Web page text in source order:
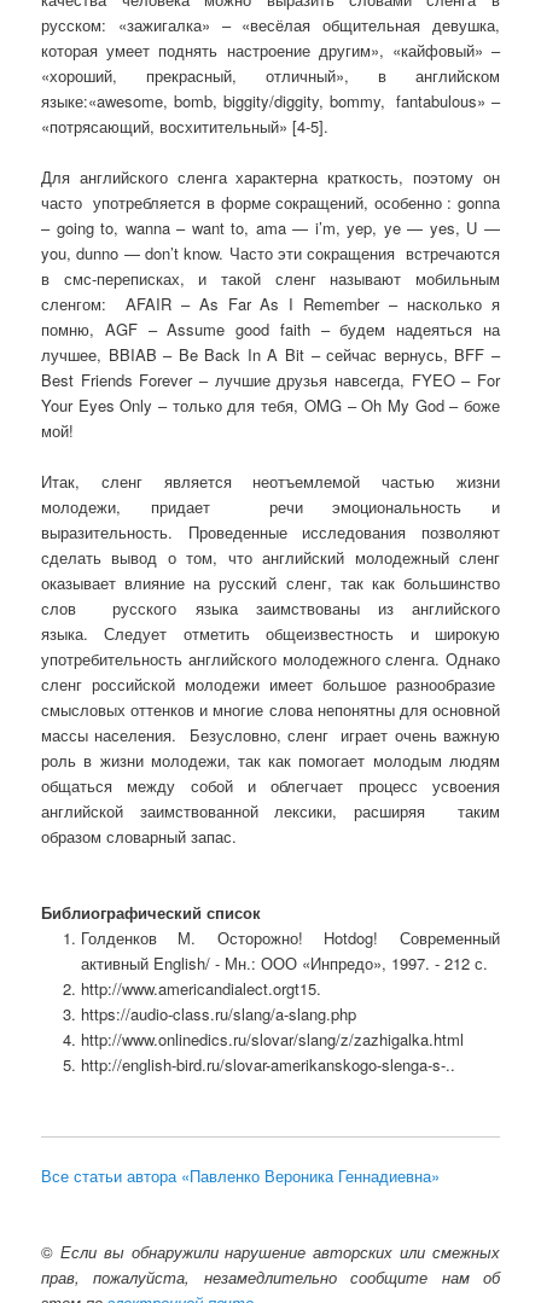
русском: «зажигалка» – «весёлая общительная девушка,
которая умеет поднять настроение другим», «кайфовый» –
«хороший, прекрасный, отличный», в английском
языке:«awesome, bomb, biggity/diggity, bommy, fantabulous» –
«потрясающий, восхитительный» [4-5].
Для английского сленга характерна краткость, поэтому он
часто употребляется в форме сокращений, особенно : gonna
– going to, wanna – want to, ama — i’m, yep, ye — yes, U —
you, dunno — don’t know. Часто эти сокращения встречаются
в смс-переписках, и такой сленг называют мобильным
сленгом: AFAIR – As Far As I Remember – насколько я
помню, AGF – Assume good faith – будем надеяться на
лучшее, BBIAB – Be Back In A Bit – сейчас вернусь, BFF –
Best Friends Forever – лучшие друзья навсегда, FYEO – For
Your Eyes Only – только для тебя, OMG – Oh My God – боже
мой!
Итак, сленг является неотъемлемой частью жизни
молодежи, придает речи эмоциональность и
выразительность. Проведенные исследования позволяют
сделать вывод о том, что английский молодежный сленг
оказывает влияние на русский сленг, так как большинство
слов русского языка заимствованы из английского
языка. Следует отметить общеизвестность и широкую
употребительность английского молодежного сленга. Однако
сленг российской молодежи имеет большое разнообразие
смысловых оттенков и многие слова непонятны для основной
массы населения. Безусловно, сленг играет очень важную
роль в жизни молодежи, так как помогает молодым людям
общаться между собой и облегчает процесс усвоения
английской заимствованной лексики, расширяя таким
образом словарный запас.
Библиографический список
Голденков М. Осторожно! Hotdog! Современный
активный English/ - Мн.: ООО «Инпредо», 1997. - 212 с.
http://www.americandialect.orgt15.
https://audio-class.ru/slang/a-slang.php
http://www.onlinedics.ru/slovar/slang/z/zazhigalka.html
http://english-bird.ru/slovar-amerikanskogo-slenga-s-..
Все статьи автора «Павленко Вероника Геннадиевна»
© Если вы обнаружили нарушение авторских или смежных
прав, пожалуйста, незамедлительно сообщите нам об